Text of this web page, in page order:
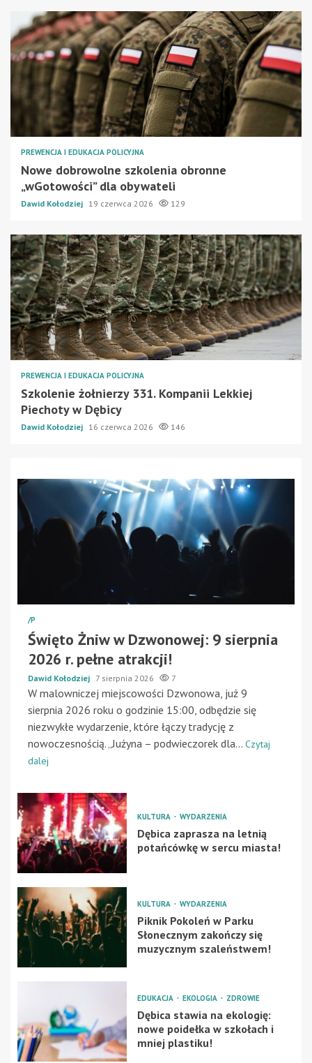
PREWENCJA I EDUKACJA POLICYJNA
Nowe dobrowolne szkolenia obronne
„wGotowości” dla obywateli
Dawid Kołodziej 19 czerwca 2026 129
PREWENCJA I EDUKACJA POLICYJNA
Szkolenie żołnierzy 331. Kompanii Lekkiej
Piechoty w Dębicy
Dawid Kołodziej 16 czerwca 2026 146
/P
Święto Żniw w Dzwonowej: 9 sierpnia
2026 r. pełne atrakcji!
Dawid Kołodziej 7 sierpnia 2026 7
W malowniczej miejscowości Dzwonowa, już 9
sierpnia 2026 roku o godzinie 15:00, odbędzie się
niezwykłe wydarzenie, które łączy tradycję z
nowoczesnością. „Jużyna – podwieczorek dla... Czytaj
dalej
KULTURA WYDARZENIA
Dębica zaprasza na letnią
potańcówkę w sercu miasta!
KULTURA WYDARZENIA
Piknik Pokoleń w Parku
Słonecznym zakończy się
muzycznym szaleństwem!
EDUKACJA EKOLOGIA ZDROWIE
Dębica stawia na ekologię:
nowe poidełka w szkołach i
mniej plastiku!